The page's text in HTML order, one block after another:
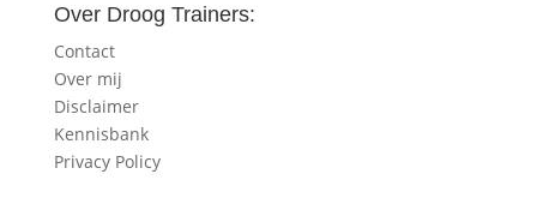
Over Droog Trainers:
Contact
Over mij
Disclaimer
Kennisbank
Privacy Policy